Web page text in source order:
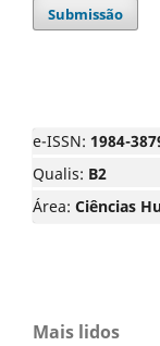
Submissão
e-ISSN: 1984-
Qualis: B2
Área: Ciências
Mais lidos